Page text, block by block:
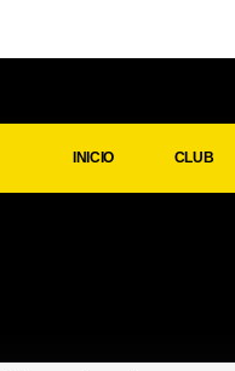
INICIO CLUB